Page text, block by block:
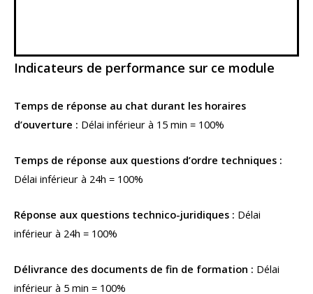
Indicateurs de performance sur ce module
Temps de réponse au chat durant les horaires
d’ouverture : Délai inférieur à 15 min = 100%
Temps de réponse aux questions d’ordre techniques :
Délai inférieur à 24h = 100%
Réponse aux questions technico-juridiques : Délai
inférieur à 24h = 100%
Délivrance des documents de fin de formation : Délai
inférieur à 5 min = 100%